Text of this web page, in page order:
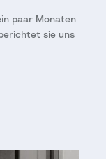
paar Monaten
sie uns